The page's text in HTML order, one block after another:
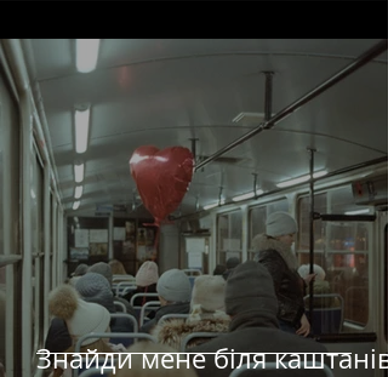
Знайди мене біля каштанів